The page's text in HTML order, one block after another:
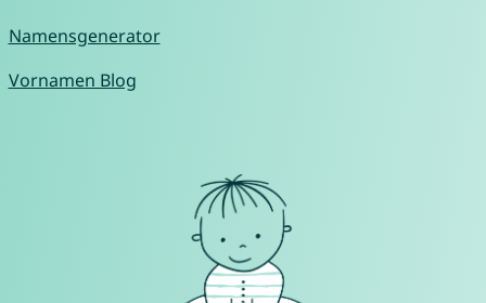
Namensgenerator
Vornamen Blog